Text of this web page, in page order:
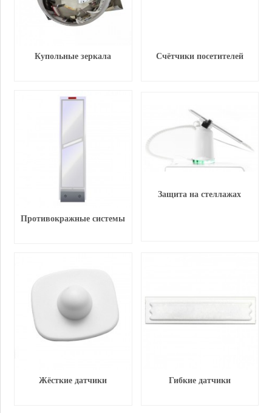
Купольные зеркала Счётчики посетителей
Противокражные системы
Защита на стеллажах
Жёсткие датчики Гибкие датчики